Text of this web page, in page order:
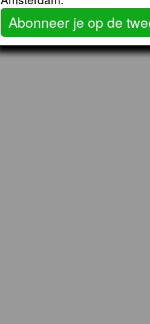
Abonneer je op de